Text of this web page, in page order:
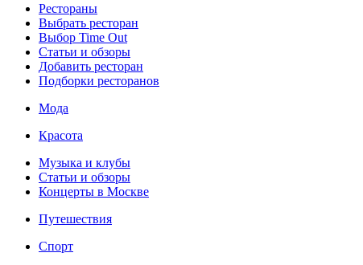
Рестораны
Выбрать ресторан
Выбор Time Out
Статьи и обзоры
Добавить ресторан
Подборки ресторанов
Мода
Красота
Музыка и клубы
Статьи и обзоры
Концерты в Москве
Путешествия
Спорт